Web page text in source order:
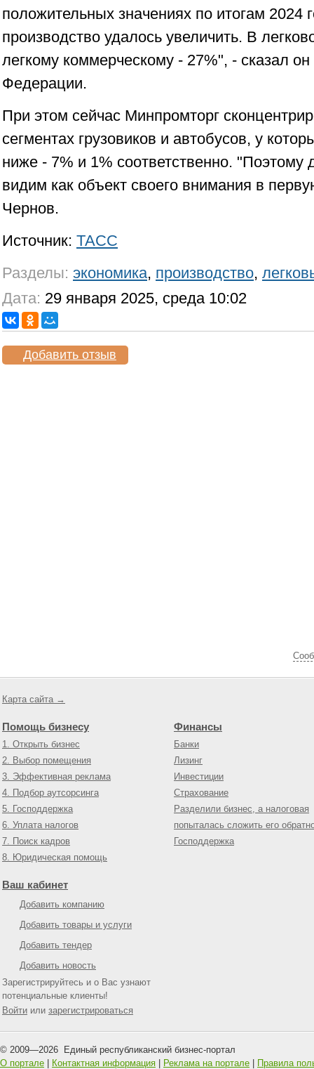
положительных значениях по итогам 2024
производство удалось увеличить. В
легкому коммерческому - 27%", - сказал
Федерации.
При этом сейчас Минпромторг
сегментах грузовиков и автобусов, у
ниже - 7% и 1% соответственно.
видим как объект своего внимания в
Чернов.
Источник: ТАСС
Разделы: экономика, производство,
Дата: 29 января 2025, среда 10:02
Добавить отзыв
Карта сайта →
Помощь бизнесу
1. Открыть бизнес
2. Выбор помещения
3. Эффективная реклама
4. Подбор аутсорсинга
5. Господдержка
6. Уплата налогов
7. Поиск кадров
8. Юридическая помощь
Финансы
Банки
Лизинг
Инвестиции
Страхование
Разделили бизнес, а налоговая
попыталась сложить его
Господдержка
Ваш кабинет
Добавить компанию
Добавить товары и услуги
Добавить тендер
Добавить новость
Зарегистрируйтесь и о Вас узнают
потенциальные клиенты!
Войти или зарегистрироваться
© 2009—2026 Единый республиканский бизнес-портал
О портале
Контактная информация Реклама на портале Правила